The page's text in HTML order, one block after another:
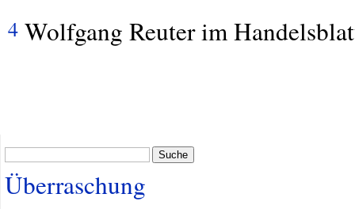
4 Wolfgang Reuter im
Suche
Überraschung